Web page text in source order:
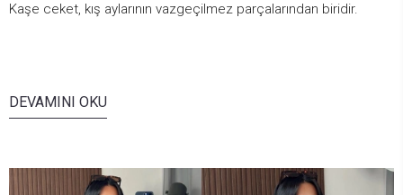
Kaşe ceket, kış aylarının vazgeçilmez parçalarından biridir.
DEVAMINI OKU